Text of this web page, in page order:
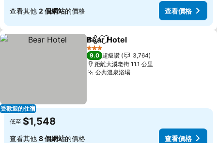
查看其他 2 個網站的價格 查看價格
受歡迎的住宿
分享 加入我的最愛
Bear Hotel
3 星級
9.0 超級讚
3,764
距離大溪老街 11.1 公里
公共溫泉浴場查看價格
低至 $1,548
查看其他 8 個網站的價格 查看價格